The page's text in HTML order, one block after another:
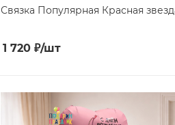
Связка Популярная Красная
1 720₽/шт